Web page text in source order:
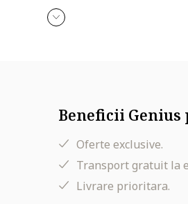
Beneficii Genius
Oferte exclusive.
Transport gratuit la
Livrare prioritara.